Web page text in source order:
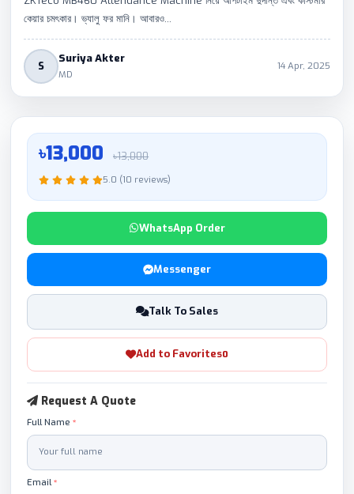
কেয়ার চমৎকার। ভ্যালু ফর মানি। আবারও...
S
Suriya Akter
MD
14 Apr, 2025
৳13,000 ৳13,000
5.0 (10 reviews)
WhatsApp Order
Messenger
Talk To Sales
Add to Favorites0
Request A Quote
Full Name*
Email*